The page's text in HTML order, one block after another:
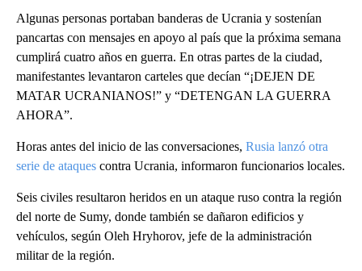
Algunas personas portaban banderas de Ucrania y sostenían
pancartas con mensajes en apoyo al país que la próxima semana
cumplirá cuatro años en guerra. En otras partes de la ciudad,
manifestantes levantaron carteles que decían “¡DEJEN DE
MATAR UCRANIANOS!” y “DETENGAN LA GUERRA
AHORA”.
Horas antes del inicio de las conversaciones, Rusia lanzó otra
serie de ataques contra Ucrania, informaron funcionarios locales.
Seis civiles resultaron heridos en un ataque ruso contra la región
del norte de Sumy, donde también se dañaron edificios y
vehículos, según Oleh Hryhorov, jefe de la administración
militar de la región.